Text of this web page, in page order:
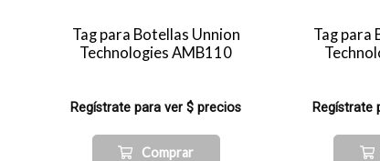
Tag para Botellas Unnion
Technologies AMB110
Regístrate para ver $ precios
Comprar
Tag para
Regístrate